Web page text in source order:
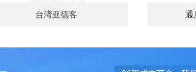
台湾亚德客 通